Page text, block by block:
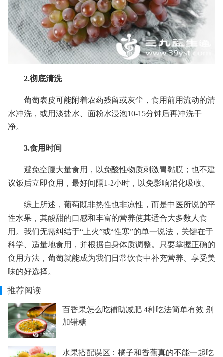
2.彻底清洗
葡萄表皮可能附着农药残留或灰尘，食用前用流动的清
水冲洗，或用淡盐水、面粉水浸泡10-15分钟后再冲洗干
净。
3.食用时间
避免空腹大量食用，以免酸性物质刺激胃黏膜；也不建
议饭后立即食用，最好间隔1-2小时，以免影响消化吸收。
综上所述，葡萄既非热性也非凉性，而是中医所说的平
性水果，其酸甜的口感和丰富的营养使其适合大多数人食
用。我们无需纠结于“上火”或“性寒”的单一说法，关键在于
科学、适量地食用，并根据自身体质调整。只要掌握正确的
食用方法，葡萄就能成为我们日常饮食中补充营养、享受美
味的好选择。
推荐阅读
百香果怎么吃辅助减肥 4种吃法简单有效 别
加错糖
水果搭配误区：橘子和香蕉真的不能一起吃